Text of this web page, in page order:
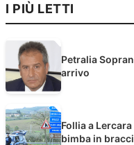
I PIÙ LETTI
Petralia
arrivo
Follia a
bimba in